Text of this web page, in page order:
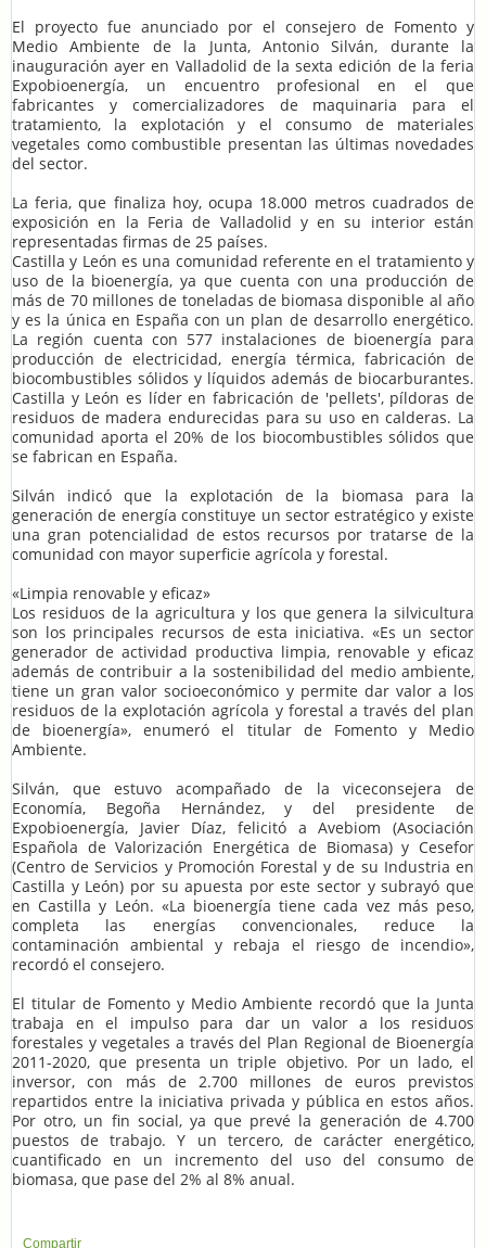
El proyecto fue anunciado por el consejero de Fomento y
Medio Ambiente de la Junta, Antonio Silván, durante la
inauguración ayer en Valladolid de la sexta edición de la feria
Expobioenergía, un encuentro profesional en el que
fabricantes y comercializadores de maquinaria para el
tratamiento, la explotación y el consumo de materiales
vegetales como combustible presentan las últimas novedades
del sector.
La feria, que finaliza hoy, ocupa 18.000 metros cuadrados de
exposición en la Feria de Valladolid y en su interior están
representadas firmas de 25 países.
Castilla y León es una comunidad referente en el tratamiento y
uso de la bioenergía, ya que cuenta con una producción de
más de 70 millones de toneladas de biomasa disponible al año
y es la única en España con un plan de desarrollo energético.
La región cuenta con 577 instalaciones de bioenergía para
producción de electricidad, energía térmica, fabricación de
biocombustibles sólidos y líquidos además de biocarburantes.
Castilla y León es líder en fabricación de 'pellets', píldoras de
residuos de madera endurecidas para su uso en calderas. La
comunidad aporta el 20% de los biocombustibles sólidos que
se fabrican en España.
Silván indicó que la explotación de la biomasa para la
generación de energía constituye un sector estratégico y existe
una gran potencialidad de estos recursos por tratarse de la
comunidad con mayor superficie agrícola y forestal.
«Limpia renovable y eficaz»
Los residuos de la agricultura y los que genera la silvicultura
son los principales recursos de esta iniciativa. «Es un sector
generador de actividad productiva limpia, renovable y eficaz
además de contribuir a la sostenibilidad del medio ambiente,
tiene un gran valor socioeconómico y permite dar valor a los
residuos de la explotación agrícola y forestal a través del plan
de bioenergía», enumeró el titular de Fomento y Medio
Ambiente.
Silván, que estuvo acompañado de la viceconsejera de
Economía, Begoña Hernández, y del presidente de
Expobioenergía, Javier Díaz, felicitó a Avebiom (Asociación
Española de Valorización Energética de Biomasa) y Cesefor
(Centro de Servicios y Promoción Forestal y de su Industria en
Castilla y León) por su apuesta por este sector y subrayó que
en Castilla y León. «La bioenergía tiene cada vez más peso,
completa las energías convencionales, reduce la
contaminación ambiental y rebaja el riesgo de incendio»,
recordó el consejero.
El titular de Fomento y Medio Ambiente recordó que la Junta
trabaja en el impulso para dar un valor a los residuos
forestales y vegetales a través del Plan Regional de Bioenergía
2011-2020, que presenta un triple objetivo. Por un lado, el
inversor, con más de 2.700 millones de euros previstos
repartidos entre la iniciativa privada y pública en estos años.
Por otro, un fin social, ya que prevé la generación de 4.700
puestos de trabajo. Y un tercero, de carácter energético,
cuantificado en un incremento del uso del consumo de
biomasa, que pase del 2% al 8% anual.
Compartir